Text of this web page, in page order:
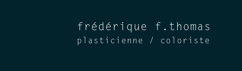
frédérique f.thomas
plasticienne / coloriste